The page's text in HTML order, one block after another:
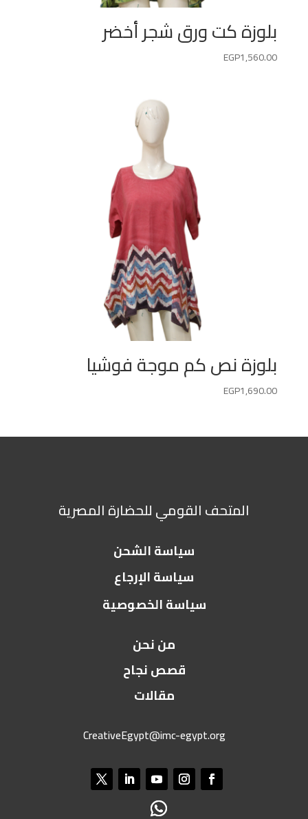
بلوزة كت ورق شجر أخضر
EGP1,560.00
بلوزة نص كم موجة فوشيا
EGP1,690.00
المتحف القومي للحضارة المصرية
سياسة الشحن
سياسة الإرجاع
سياسة الخصوصية
من نحن
قصص نجاح
مقالات
CreativeEgypt@imc-egypt.org